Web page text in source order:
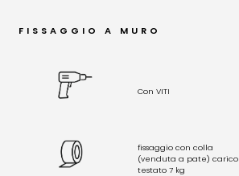
FISSAGGIO A MURO
Con VITI
fissaggio con colla
(venduta a pate) carico
testato 7 kg